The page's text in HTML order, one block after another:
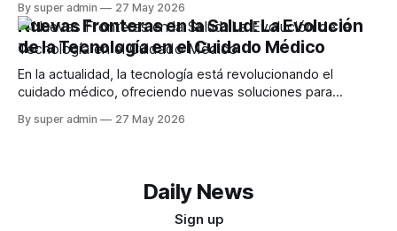
actuales en la economía están afectando la forma en que
las empresas operan, desde la tecnología hasta la
sostenibilidad. La Influencia de la Tecnología en el
By super admin 27 May 2026
Nuevas Fronteras en la Salud: La Evolución
de la Tecnología en el Cuidado Médico
En la actualidad, la tecnología está revolucionando el
cuidado médico, ofreciendo nuevas soluciones para
reciente lanzamiento de Google Health y sus implicaciones
By super admin 27 May 2026
Daily News
Sign up